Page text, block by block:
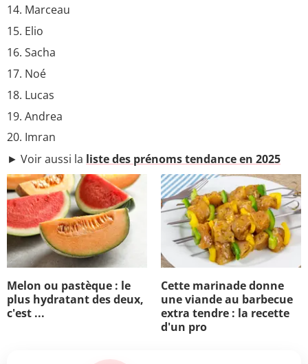
Marceau
Elio
Sacha
Noé
Lucas
Andrea
Imran
► Voir aussi la liste des prénoms tendance en 2025
Melon ou pastèque : le
plus hydratant des deux,
c'est ...
Cette marinade donne
une viande au barbecue
extra tendre : la recette
d'un pro